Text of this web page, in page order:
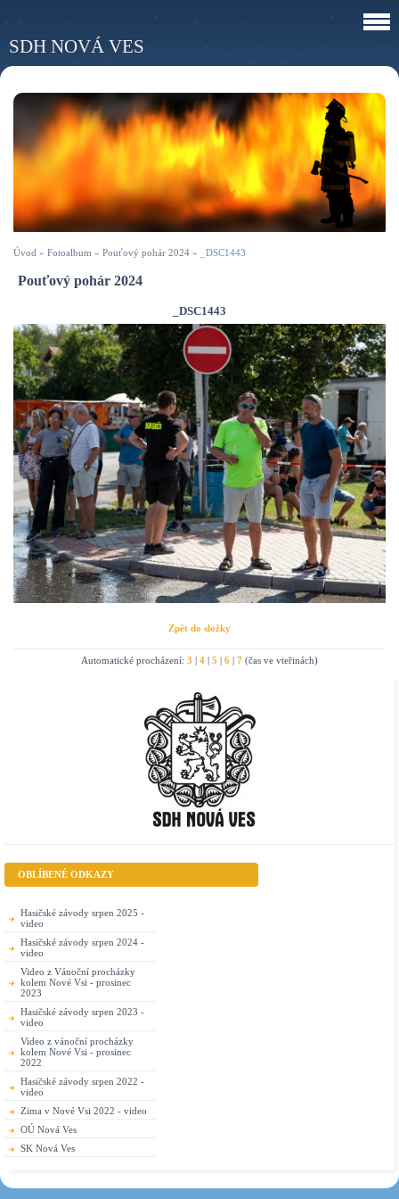
SDH NOVÁ VES
Úvod » Fotoalbum » Pouťový pohár 2024 » _DSC1443
Pouťový pohár 2024
_DSC1443
Zpět do složky
Automatické procházení: 3 4 5 6 7 (čas ve vteřinách)
OBLÍBENÉ ODKAZY
Hasičské závody srpen 2025 -
video
Hasičské závody srpen 2024 -
video
Video z Vánoční procházky
kolem Nové Vsi - prosinec
2023
Hasičské závody srpen 2023 -
video
Video z vánoční procházky
kolem Nové Vsi - prosinec
2022
Hasičské závody srpen 2022 -
video
Zima v Nové Vsi 2022 - video
OÚ Nová Ves
SK Nová Ves